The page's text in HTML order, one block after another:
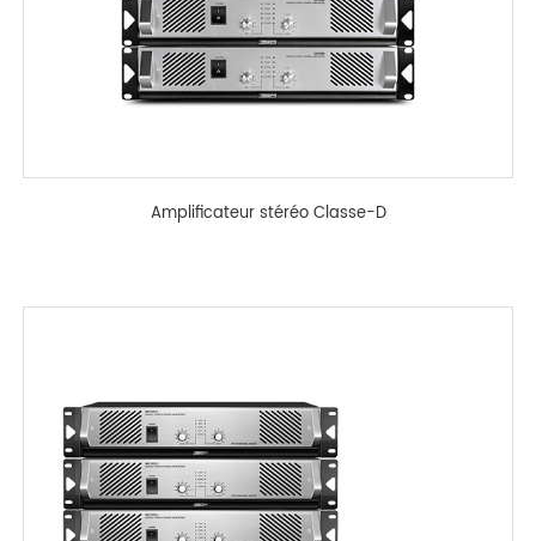
Amplificateur stéréo Classe-D